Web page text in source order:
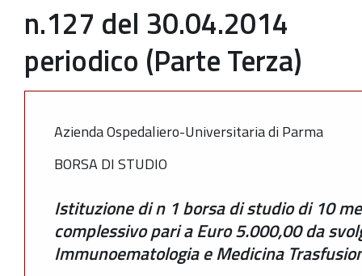
n.127 del 30.04.2014
periodico (Parte Terza)
Azienda Ospedaliero-Universitaria di Parma
BORSA DI STUDIO
Istituzione di n 1 borsa di studio di 10
complessivo pari a Euro 5.000,00 da
Immunoematologia e Medicina